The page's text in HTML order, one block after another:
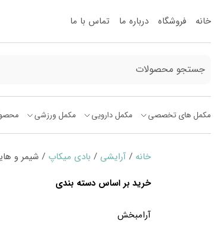
خانه فروشگاه درباره ما تماس با ما
مکمل های تخصصی مکمل دارویی مکمل ورزشی
خانه / آرایشی / بادی میکاپ / شیمر و
خرید بر اساس دسته بندی
آرامبخش